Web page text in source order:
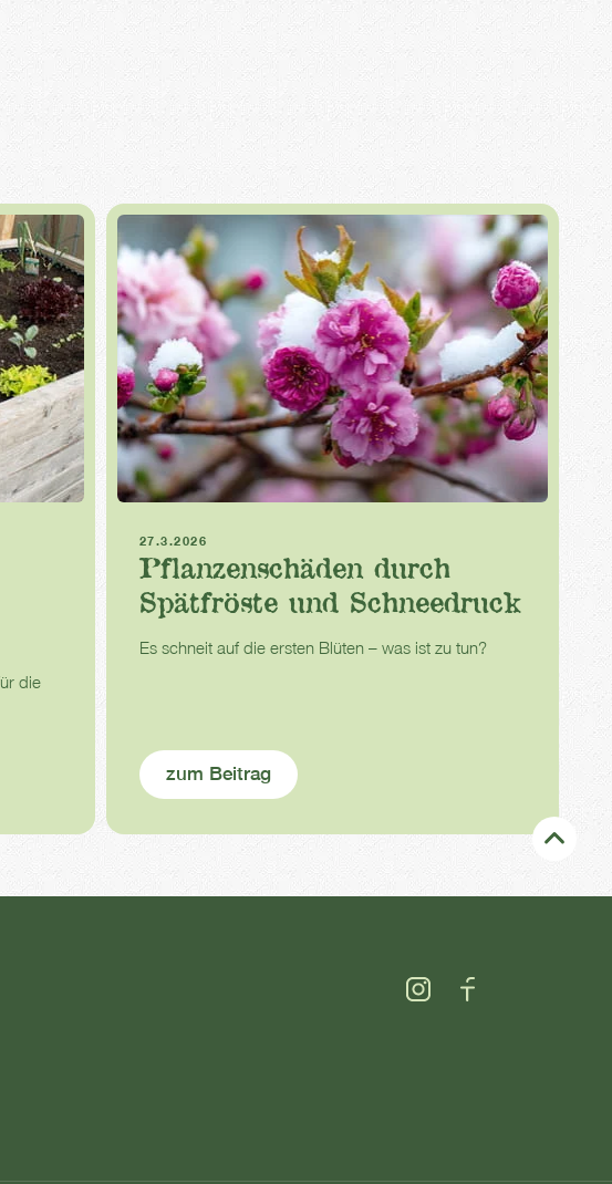
die
27.3.2026
Pflanzenschäden durch
Spätfröste und Schneedruck
Es schneit auf die ersten Blüten – was ist zu tun?
zum Beitrag